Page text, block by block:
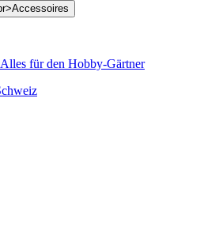
Alles für den Hobby-Gärtner